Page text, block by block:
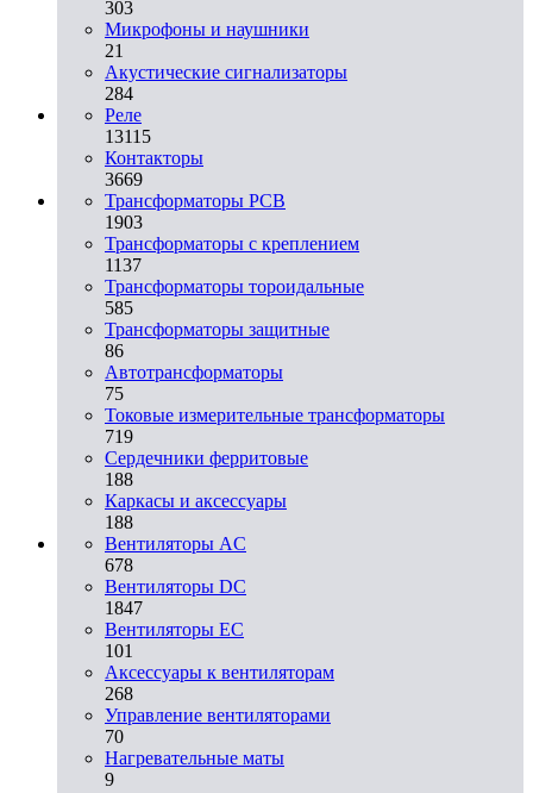
303
Микрофоны и наушники
21
Акустические сигнализаторы
284
Реле
13115
Контакторы
3669
Трансформаторы PCB
1903
Трансформаторы с креплением
1137
Трансформаторы тороидальные
585
Трансформаторы защитные
86
Автотрансформаторы
75
Токовые измерительные трансформаторы
719
Сердечники ферритовые
188
Каркасы и аксессуары
188
Вентиляторы AC
678
Вентиляторы DC
1847
Вентиляторы EC
101
Аксессуары к вентиляторам
268
Управление вентиляторами
70
Нагревательные маты
9